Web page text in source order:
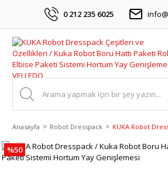
0 212 235 6025
Anasayfa Robot Dresspack KUKA Robot
%50